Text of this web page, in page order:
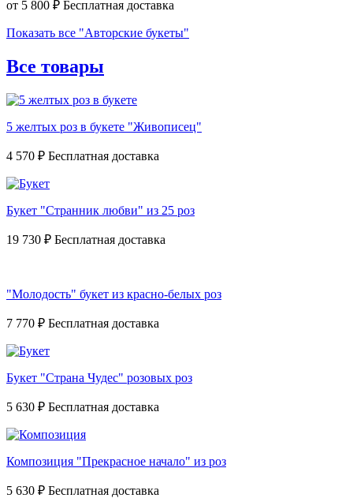
от 5 800 ₽
Показать все "Авторские букеты"
Все товары
5 желтых роз в букете "Живописец"
4 570 ₽
Букет "Странник любви" из 25 роз
19 730 ₽
"Молодость" букет из красно-белых роз
7 770 ₽
Букет "Страна Чудес" розовых роз
5 630 ₽
Композиция "Прекрасное начало" из роз
5 630 ₽